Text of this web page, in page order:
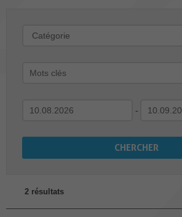
-
2 résultats